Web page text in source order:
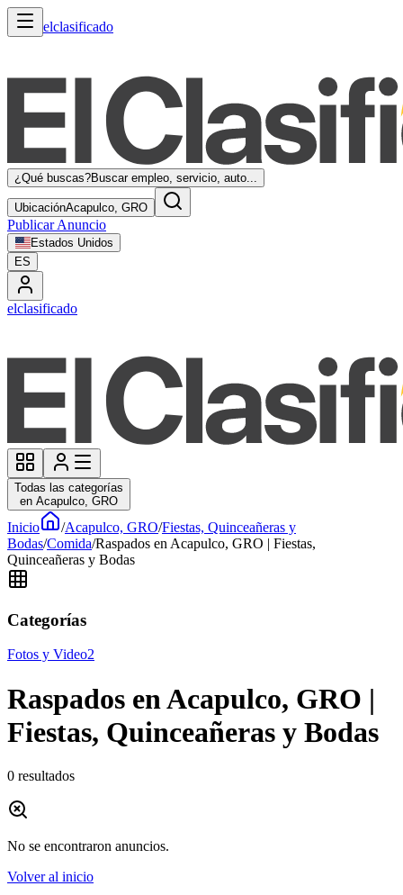
elclasificado
¿Qué buscas?Buscar empleo, servicio, auto...
UbicaciónAcapulco, GRO
Publicar Anuncio
Estados Unidos
ES
elclasificado
Todas las categorías
en Acapulco, GRO
Inicio /Acapulco, GRO/Fiestas, Quinceañeras y
Bodas/Comida/Raspados en Acapulco, GRO | Fiestas,
Quinceañeras y Bodas
Categorías
Fotos y Video2
Raspados en Acapulco, GRO |
Fiestas, Quinceañeras y Bodas
0 resultados
No se encontraron anuncios.
Volver al inicio